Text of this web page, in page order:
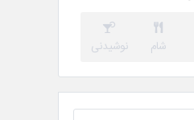
شام نوشیدنی